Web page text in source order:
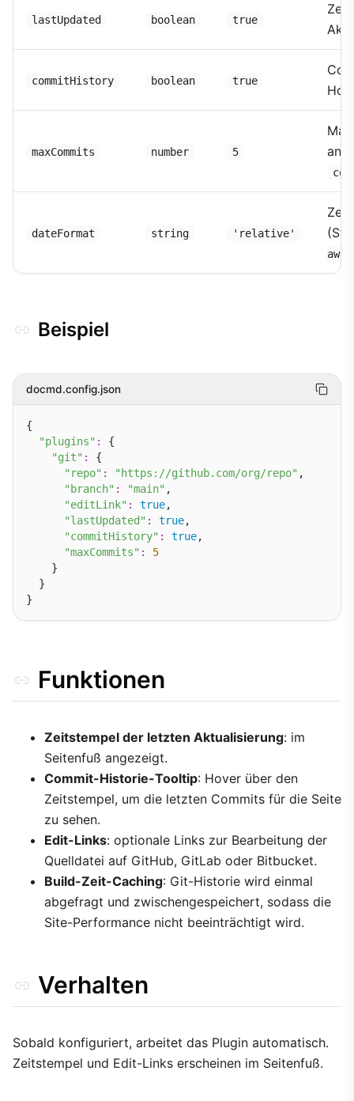
lastUpdated boolean true
commitHistory boolean true
maxCommits number 5
dateFormat string 'relative'
Beispiel
docmd.config.json
{
"plugins" :
{
"git" :
{
"repo" : "https://github.com/org/repo" ,
"branch" : "main" ,
"editLink" : true,
"lastUpdated" : true,
"commitHistory" : true,
"maxCommits" :
5
    }
  }
Funktionen
Zeitstempel der letzten Aktualisierung: im
Seitenfuß angezeigt.
Commit-Historie-Tooltip: Hover über den
Zeitstempel, um die letzten Commits für die Seite
zu sehen.
Edit-Links: optionale Links zur Bearbeitung der
Quelldatei auf GitHub, GitLab oder Bitbucket.
Build-Zeit-Caching: Git-Historie wird einmal
abgefragt und zwischengespeichert, sodass die
Site-Performance nicht beeinträchtigt wird.
Verhalten
Sobald konfiguriert, arbeitet das Plugin automatisch.
Zeitstempel und Edit-Links erscheinen im Seitenfuß.